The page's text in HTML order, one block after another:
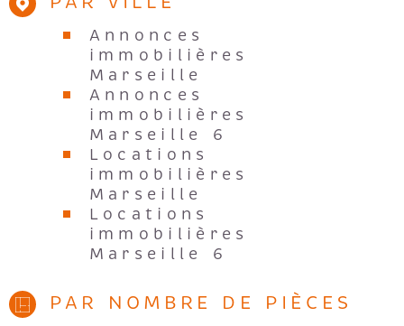
immobilières
Marseille
Annonces
immobilières
Marseille 6
Locations
immobilières
Marseille
Locations
immobilières
Marseille 6